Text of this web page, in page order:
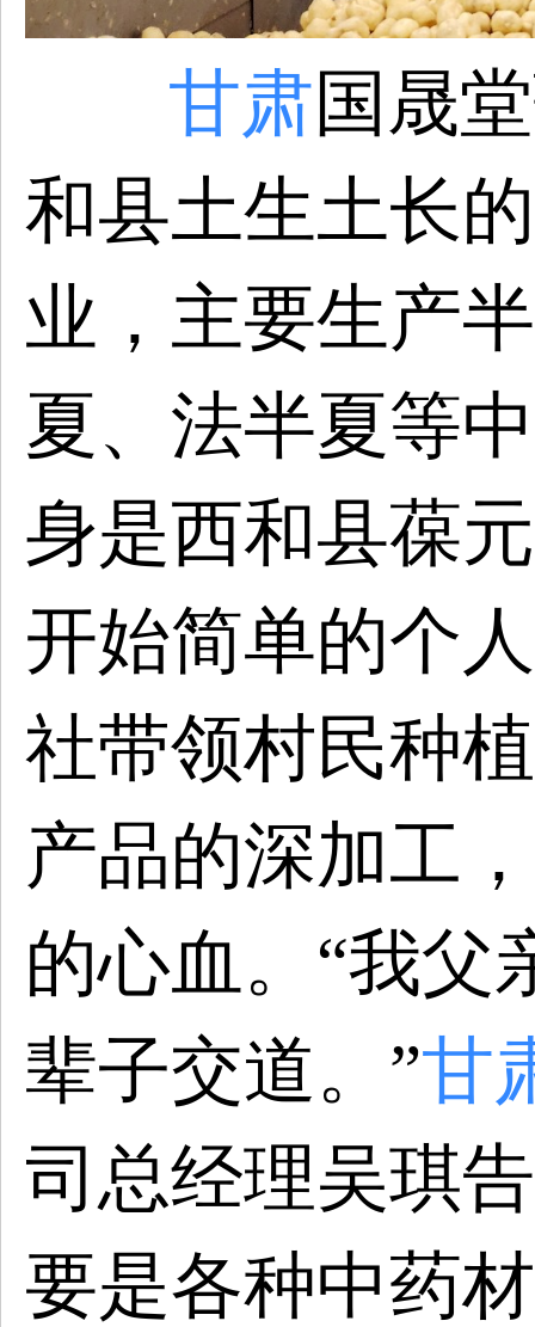
甘肃 国晟
和县土生土长
业，主要生产
夏、法半夏等
身是西和县葆
开始简单的个
社带领村民种
产品的深加工
的心血。“我父
辈子交道。”甘
司总经理吴琪
要是各种中药